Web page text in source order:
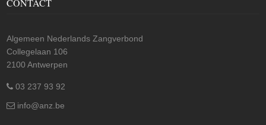
CONTACT
Algemeen Nederlands Zangverbond
Collegelaan 106
2100 Antwerpen
03 237 93 92
info@anz.be